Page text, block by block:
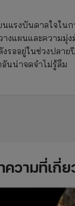
นแรงบันดาลใจใน
างแผนและความมุ่
รออยู่ในช่วงปลา
นน่าจดจำไม่รู้ลืม
ความที่เกี่